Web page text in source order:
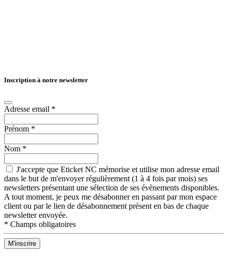
Inscription à notre newsletter
Adresse email *
Prénom *
Nom *
J'accepte que Eticket NC mémorise et utilise mon adresse email
dans le but de m'envoyer régulièrement (1 à 4 fois par mois) ses
newsletters présentant une sélection de ses évènements disponibles.
A tout moment, je peux me désabonner en passant par mon espace
client ou par le lien de désabonnement présent en bas de chaque
newsletter envoyée.
* Champs obligatoires